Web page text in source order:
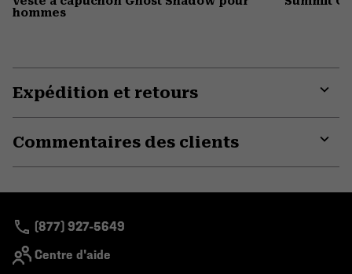
hommes
Expédition et retours
Commentaires des clients
(877) 927-5649
Centre d'aide